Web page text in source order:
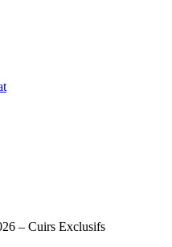
– Cuirs Exclusifs